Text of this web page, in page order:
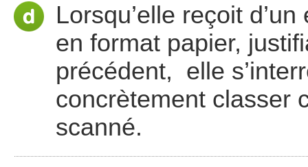
Lorsqu’elle reçoit
en format papier,
précédent, elle
concrètement classer
scanné.